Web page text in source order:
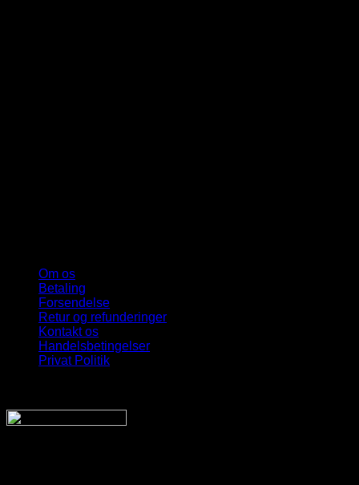
Om os
Betaling
Forsendelse
Retur og refunderinger
Kontakt os
Handelsbetingelser
Privat Politik